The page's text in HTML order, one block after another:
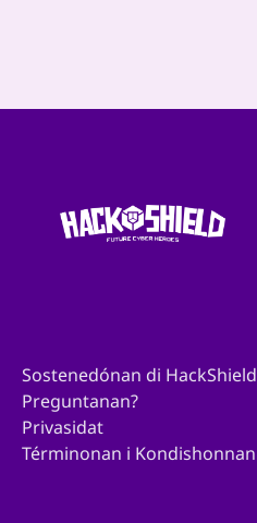
Sostenedónan di HackShield
Preguntanan?
Privasidat
Términonan i Kondishonnan